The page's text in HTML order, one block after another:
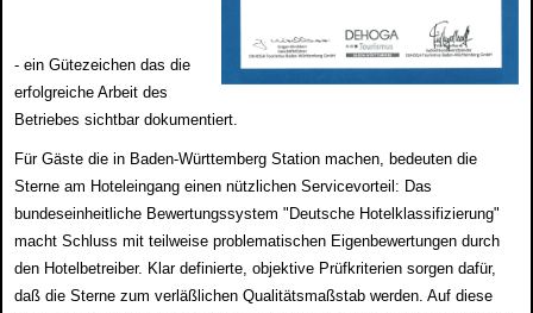
- ein Gütezeichen das die
erfolgreiche Arbeit des
Betriebes sichtbar dokumentiert.
Für Gäste die in Baden-Württemberg Station machen, bedeuten die
Sterne am Hoteleingang einen nützlichen Servicevorteil: Das
bundeseinheitliche Bewertungssystem "Deutsche Hotelklassifizierung"
macht Schluss mit teilweise problematischen Eigenbewertungen durch
den Hotelbetreiber. Klar definierte, objektive Prüfkriterien sorgen dafür,
daß die Sterne zum verläßlichen Qualitätsmaßstab werden. Auf diese